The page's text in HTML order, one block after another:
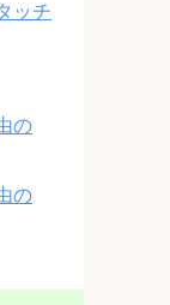
ッチ
の
の